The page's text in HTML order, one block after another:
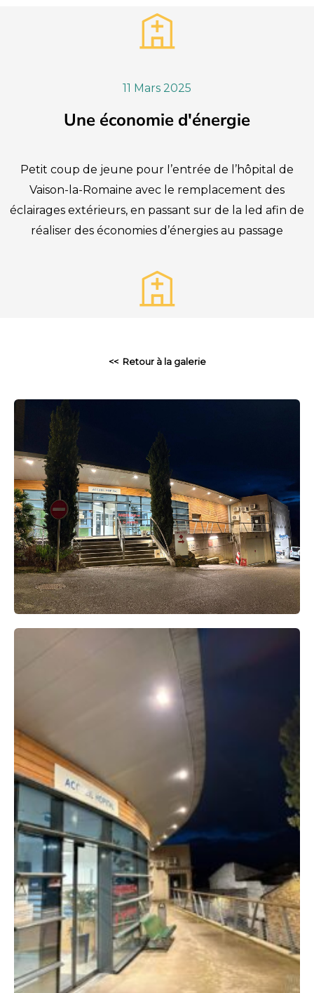
11 Mars 2025
Une économie d'énergie
Petit coup de jeune pour l’entrée de l’hôpital de
Vaison-la-Romaine avec le remplacement des
éclairages extérieurs, en passant sur de la led afin de
réaliser des économies d’énergies au passage
<< Retour à la galerie